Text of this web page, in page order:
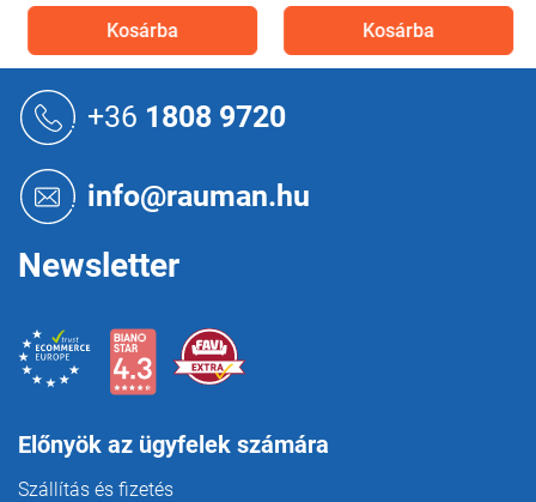
Kosárba Kosárba
+36 1808 9720
info@rauman.hu
Newsletter
Előnyök az ügyfelek számára
Szállítás és fizetés